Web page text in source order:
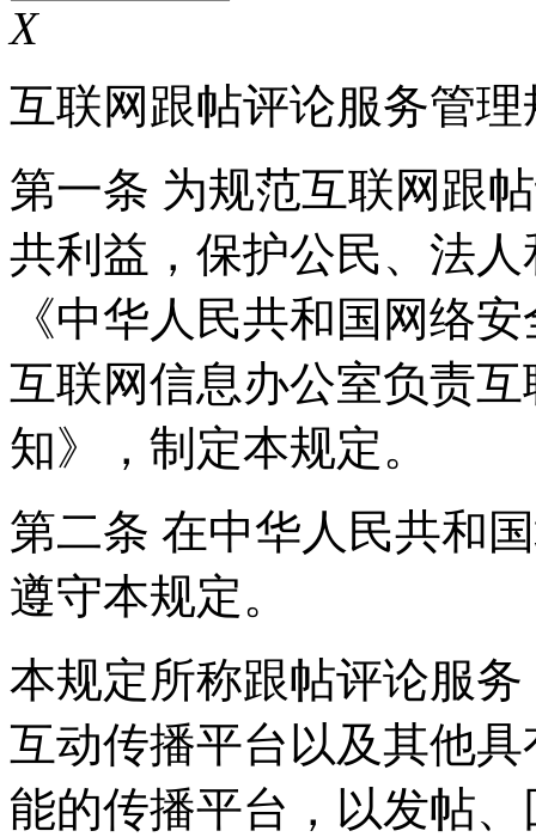
X
互联网跟帖评论服务管理
第一条 为规范互联网跟
共利益，保护公民、法
《中华人民共和国网络
互联网信息办公室负责
知》，制定本规定。
第二条 在中华人民共和
遵守本规定。
本规定所称跟帖评论服
互动传播平台以及其他
能的传播平台，以发帖